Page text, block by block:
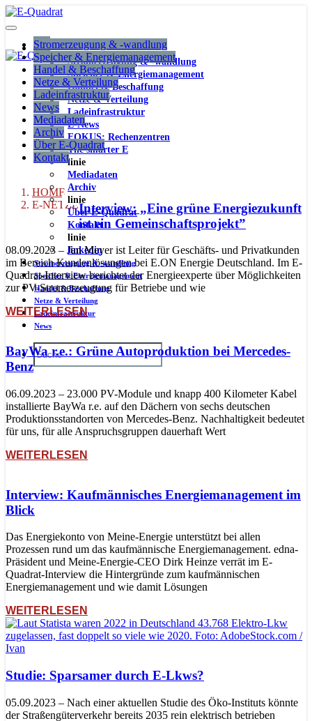
Stromerzeugung & -wandlung
Speicher & Energiemanagement
Handel & Beschaffung
Netze & Verteilung
Ladeinfrastruktur
E-News
FOKUS: Rechenzentren
The smarter E
linie
Mediadaten
Archiv
linie
Über E-Quadrat
Kontakt
linie
linkedin
Stromerzeugung & -wandlung
Speicher & Energiemanagement
Handel & Beschaffung
Netze & Verteilung
Ladeinfrastruktur
News
Stromerzeugung & -wandlung
Speicher & Energiemanagement
Handel & Beschaffung
Netze & Verteilung
Ladeinfrastruktur
News
Mediadaten
Archiv
Über E-Quadrat
Kontakt
HOME
E-NETZEInterview: „Eine grüne Energiezukunft
ist ein Gemeinschaftsprojekt”
08.09.2023 – Jan Meyer ist Leiter für Geschäfts- und Privatkunden
im Bereich Kundenlösungen bei E.ON Energie Deutschland. Im E-
Quadrat-Interview berichtet der Energieexperte über Möglichkeiten
zur PV-Stromerzeugung für Betriebe und wie
WEITERLESEN
BayWa r.e.: Grüne Autoproduktion bei Mercedes-
Benz
06.09.2023 – 23.000 PV-Module und knapp 400 Kilometer Kabel
installierte BayWa r.e. auf den Dächern von sechs deutschen
Produktionsstandorten von Mercedes-Benz. Nachhaltigkeit bedeutet
für uns, für alle Anspruchsgruppen dauerhaft Wert
WEITERLESEN
Interview: Kaufmännisches Energiemanagement im
Blick
Das Energiekonto von Meine-Energie unterstützt bei allen
Prozessen rund um das kaufmännische Energiemanagement. edna-
Präsident und Meine-Energie-CEO Dirk Heinze verrät im E-
Quadrat-Interview die Hintergründe zum kaufmännischen
Energiemanagement und wie damit Lösungen
WEITERLESEN
Studie: Sparsamer durch E-Lkws?
05.09.2023 – Nach einer aktuellen Studie des Öko-Instituts könnte
der Straßengüterverkehr bereits 2035 rein elektrisch betrieben